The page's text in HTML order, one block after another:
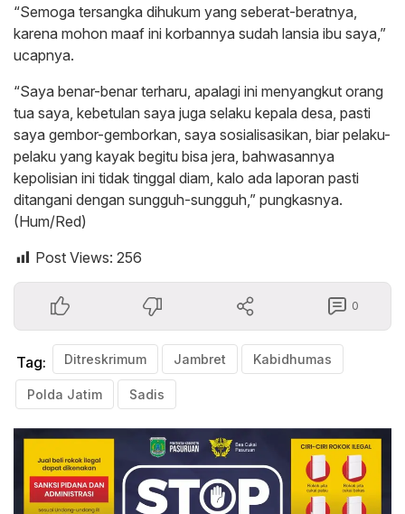
“Semoga tersangka dihukum yang seberat-beratnya,
karena mohon maaf ini korbannya sudah lansia ibu saya,”
ucapnya.
“Saya benar-benar terharu, apalagi ini menyangkut orang
tua saya, kebetulan saya juga selaku kepala desa, pasti
saya gembor-gemborkan, saya sosialisasikan, biar pelaku-
pelaku yang kayak begitu bisa jera, bahwasannya
kepolisian ini tidak tinggal diam, kalo ada laporan pasti
ditangani dengan sungguh-sungguh,” pungkasnya.
(Hum/Red)
Post Views: 256
0
Tag: Ditreskrimum Jambret Kabidhumas
Polda Jatim Sadis